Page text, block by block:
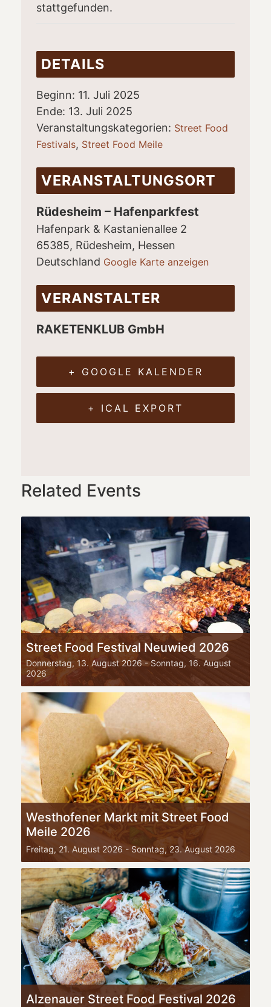
stattgefunden.
DETAILS
Beginn: 11. Juli 2025
Ende: 13. Juli 2025
Veranstaltungskategorien: Street Food
Festivals, Street Food Meile
VERANSTALTUNGSORT
Rüdesheim – Hafenparkfest
Hafenpark & Kastanienallee 2
65385, Rüdesheim, Hessen
Deutschland Google Karte anzeigen
VERANSTALTER
RAKETENKLUB GmbH
+ GOOGLE KALENDER
+ ICAL EXPORT
Related Events
Street Food Festival Neuwied 2026
Donnerstag, 13. August 2026-Sonntag, 16. August
2026
Westhofener Markt mit Street Food
Meile 2026
Freitag, 21. August 2026 - Sonntag, 23. August 2026
Alzenauer Street Food Festival 2026